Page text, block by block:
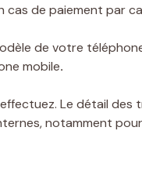
cas de paiement par
de votre
mobile.
Le détail
notamment